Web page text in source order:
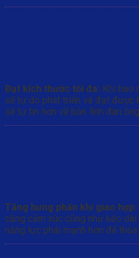
Đạt kích thước tối đa: Khi bao
sẽ tự do phát triển và đạt được
sẽ tự tin hơn về bản lĩnh đàn
Tăng hưng phấn khi giao hợp:
căng cảm xúc cũng như kéo
năng lực phái mạnh hơn để